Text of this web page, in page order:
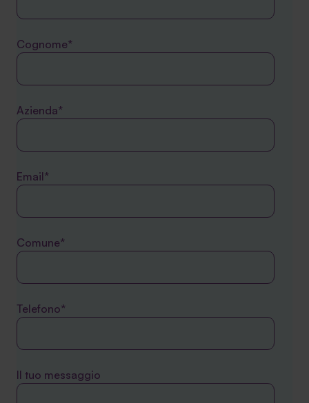
Cognome*
Azienda*
Email*
Comune*
Telefono*
Il tuo messaggio